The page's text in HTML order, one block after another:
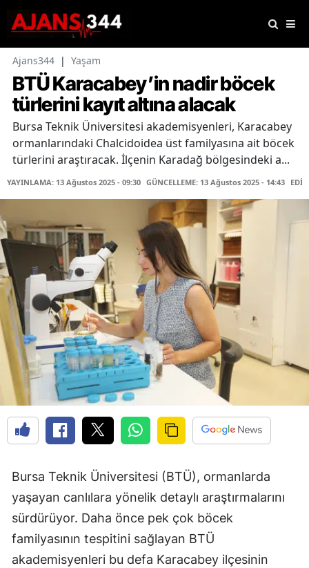
Ajans344 | Yaşam
BTÜ Karacabey’in nadir böcek
türlerini kayıt altına alacak
Bursa Teknik Üniversitesi akademisyenleri, Karacabey
ormanlarındaki Chalcidoidea üst familyasına ait böcek
türlerini araştıracak. İlçenin Karadağ bölgesindeki a...
YAYINLAMA: 13 Ağustos 2025 - 09:30 GÜNCELLEME: 13 Ağustos 2025 - 14:43
Bursa Teknik Üniversitesi (BTÜ), ormanlarda
yaşayan canlılara yönelik detaylı araştırmalarını
sürdürüyor. Daha önce pek çok böcek
familyasının tespitini sağlayan BTÜ
akademisyenleri bu defa Karacabey ilçesinin